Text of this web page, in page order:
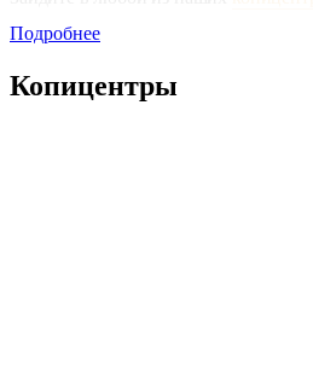
оформить заказ лично.
или втелеграм-бот. Хотите
Подробнее
Копицентры